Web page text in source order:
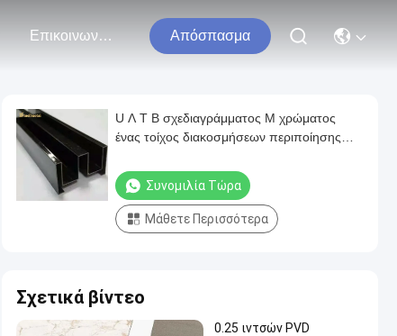
Επικοινωνήστε Μαζί Μας Απόσπασμα
U Λ Τ Β σχεδιαγράμματος Μ χρώματος
ένας τοίχος διακοσμήσεων περιποίησης
Συνομιλία Τώρα
Μάθετε Περισσότερα
Σχετικά βίντεο
0.25 ιντσών PVD